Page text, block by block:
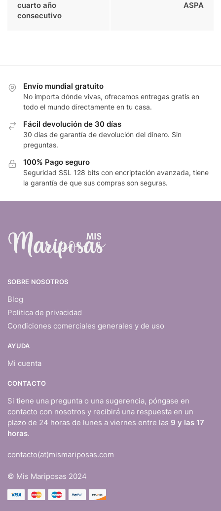
cuarto año
consecutivo
ASPA
Envío mundial gratuito
No importa dónde vivas, ofrecemos entregas gratis en
todo el mundo directamente en tu casa.
Fácil devolución de 30 días
30 días de garantía de devolución del dinero. Sin
preguntas.
100% Pago seguro
Seguridad SSL 128 bits con encriptación avanzada, tiene
la garantía de que sus compras son seguras.
SOBRE NOSOTROS
Blog
Politica de privacidad
Condiciones comerciales generales y de uso
AYUDA
Mi cuenta
CONTACTO
Si tiene una pregunta o una sugerencia, póngase en
contacto con nosotros y recibirá una respuesta en un
plazo de 24 horas de lunes a viernes entre las 9 y las 17
horas.
contacto(at)mismariposas.com
© Mis Mariposas 2024